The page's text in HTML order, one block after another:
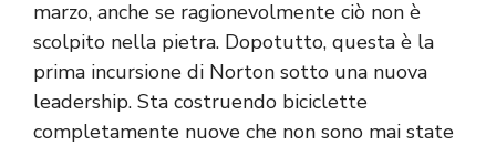
marzo, anche se ragionevolmente ciò non è
scolpito nella pietra. Dopotutto, questa è la
prima incursione di Norton sotto una nuova
leadership. Sta costruendo biciclette
completamente nuove che non sono mai state